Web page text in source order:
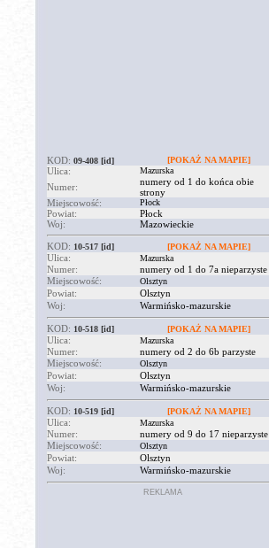
KOD: 09-408 [id] [POKAŻ NA MAPIE]
Ulica: Mazurska
Numer:
numery od 1 do końca obie
strony
Miejscowość:
Płock
Powiat:
Płock
Woj:
Mazowieckie
KOD: 10-517 [id] [POKAŻ NA MAPIE]
Ulica: Mazurska
Numer:
numery od 1 do 7a nieparzyste
Miejscowość:
Olsztyn
Powiat:
Olsztyn
Woj:
Warmińsko-mazurskie
KOD: 10-518 [id] [POKAŻ NA MAPIE]
Ulica: Mazurska
Numer:
numery od 2 do 6b parzyste
Miejscowość:
Olsztyn
Powiat:
Olsztyn
Woj:
Warmińsko-mazurskie
KOD: 10-519 [id] [POKAŻ NA MAPIE]
Ulica: Mazurska
Numer:
numery od 9 do 17 nieparzyste
Miejscowość:
Olsztyn
Powiat:
Olsztyn
Woj:
Warmińsko-mazurskie
REKLAMA